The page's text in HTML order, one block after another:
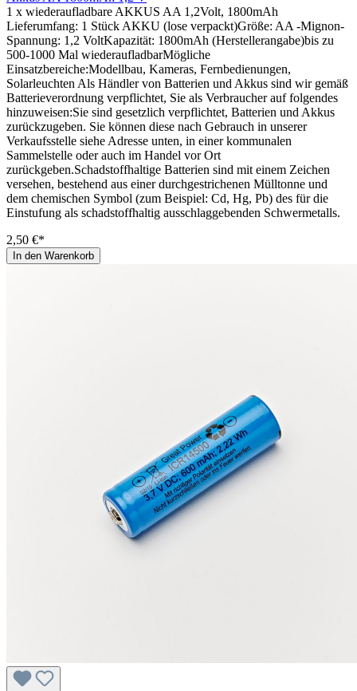
1 x wiederaufladbare AKKUS AA 1,2Volt, 1800mAh
Lieferumfang: 1 Stück AKKU (lose verpackt)Größe: AA -Mignon-
Spannung: 1,2 VoltKapazität: 1800mAh (Herstellerangabe)bis zu
500-1000 Mal wiederaufladbarMögliche
Einsatzbereiche:Modellbau, Kameras, Fernbedienungen,
Solarleuchten Als Händler von Batterien und Akkus sind wir gemäß
Batterieverordnung verpflichtet, Sie als Verbraucher auf folgendes
hinzuweisen:Sie sind gesetzlich verpflichtet, Batterien und Akkus
zurückzugeben. Sie können diese nach Gebrauch in unserer
Verkaufsstelle siehe Adresse unten, in einer kommunalen
Sammelstelle oder auch im Handel vor Ort
zurückgeben.Schadstoffhaltige Batterien sind mit einem Zeichen
versehen, bestehend aus einer durchgestrichenen Mülltonne und
dem chemischen Symbol (zum Beispiel: Cd, Hg, Pb) des für die
Einstufung als schadstoffhaltig ausschlaggebenden Schwermetalls.
2,50 €*
In den Warenkorb